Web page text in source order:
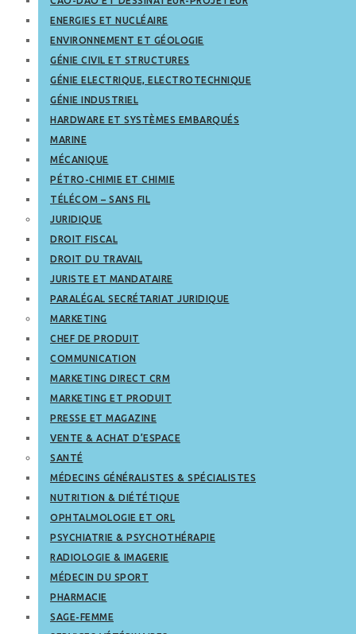
ENERGIES ET NUCLÉAIRE
ENVIRONNEMENT ET GÉOLOGIE
GÉNIE CIVIL ET STRUCTURES
GÉNIE ELECTRIQUE, ELECTROTECHNIQUE
GÉNIE INDUSTRIEL
HARDWARE ET SYSTÈMES EMBARQUÉS
MARINE
MÉCANIQUE
PÉTRO-CHIMIE ET CHIMIE
TÉLÉCOM – SANS FIL
JURIDIQUE
DROIT FISCAL
DROIT DU TRAVAIL
JURISTE ET MANDATAIRE
PARALÉGAL SECRÉTARIAT JURIDIQUE
MARKETING
CHEF DE PRODUIT
COMMUNICATION
MARKETING DIRECT CRM
MARKETING ET PRODUIT
PRESSE ET MAGAZINE
VENTE & ACHAT D’ESPACE
SANTÉ
MÉDECINS GÉNÉRALISTES & SPÉCIALISTES
NUTRITION & DIÉTÉTIQUE
OPHTALMOLOGIE ET ORL
PSYCHIATRIE & PSYCHOTHÉRAPIE
RADIOLOGIE & IMAGERIE
MÉDECIN DU SPORT
PHARMACIE
SAGE-FEMME